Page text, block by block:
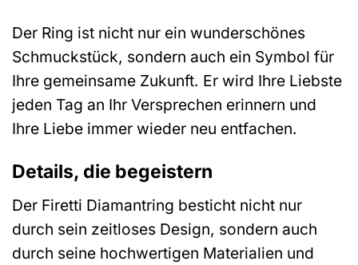
Der Ring ist nicht nur ein wunderschönes
Schmuckstück, sondern auch ein Symbol für
Ihre gemeinsame Zukunft. Er wird Ihre Liebste
jeden Tag an Ihr Versprechen erinnern und
Ihre Liebe immer wieder neu entfachen.
Details, die begeistern
Der Firetti Diamantring besticht nicht nur
durch sein zeitloses Design, sondern auch
durch seine hochwertigen Materialien und